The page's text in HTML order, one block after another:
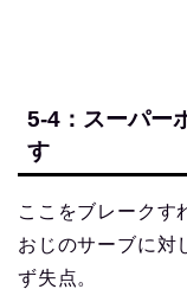
5-4：スーパー
す
ここをブレークす
おじのサーブに対
ず失点。